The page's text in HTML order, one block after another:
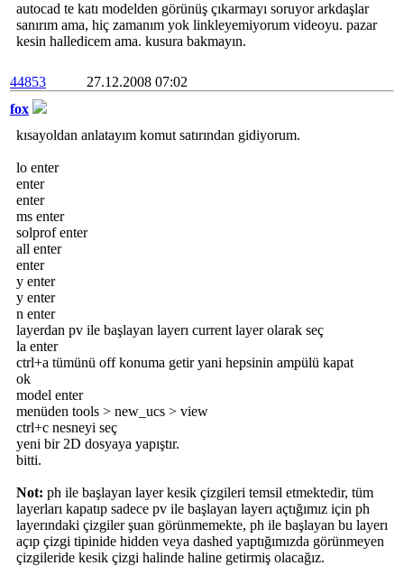
autocad te katı modelden görünüş çıkarmayı soruyor arkdaşlar
sanırım ama, hiç zamanım yok linkleyemiyorum videoyu. pazar
kesin halledicem ama. kusura bakmayın.
44853
27.12.2008 07:02
fox
kısayoldan anlatayım komut satırından gidiyorum.
lo enter
enter
enter
ms enter
solprof enter
all enter
enter
y enter
y enter
n enter
layerdan pv ile başlayan layerı current layer olarak seç
la enter
ctrl+a tümünü off konuma getir yani hepsinin ampülü kapat
ok
model enter
menüden tools > new_ucs > view
ctrl+c nesneyi seç
yeni bir 2D dosyaya yapıştır.
bitti.
Not: ph ile başlayan layer kesik çizgileri temsil etmektedir, tüm
layerları kapatıp sadece pv ile başlayan layerı açtığımız için ph
layerındaki çizgiler şuan görünmemekte, ph ile başlayan bu layerı
açıp çizgi tipinide hidden veya dashed yaptığımızda görünmeyen
çizgileride kesik çizgi halinde haline getirmiş olacağız.